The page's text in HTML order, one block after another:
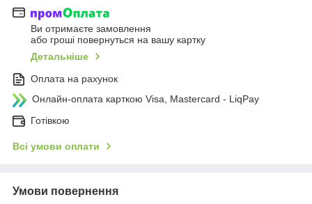
Ви отримаєте замовлення
або гроші повернуться на вашу картку
Детальніше
Оплата на рахунок
Онлайн-оплата карткою Visa, Mastercard - LiqPay
Готівкою
Всі умови оплати
Умови повернення